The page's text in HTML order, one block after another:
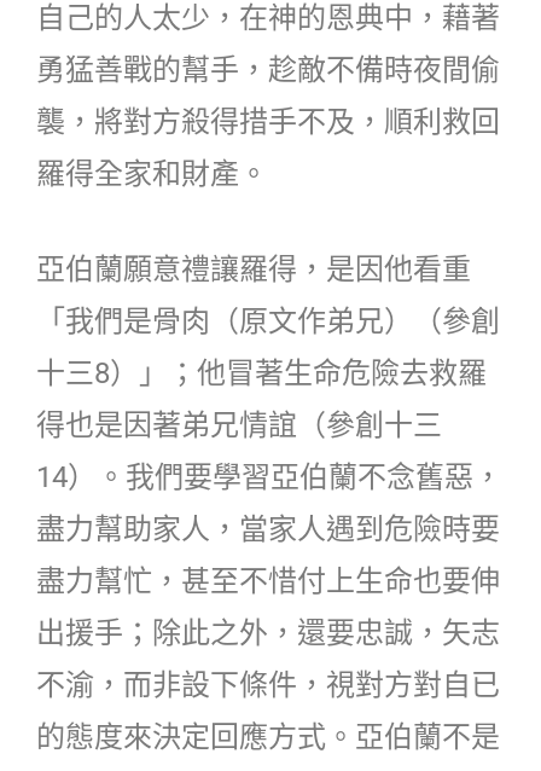
自己的人太少，在神的恩典中，藉著
勇猛善戰的幫手，趁敵不備時夜間偷
襲，將對方殺得措手不及，順利救回
羅得全家和財產。
亞伯蘭願意禮讓羅得，是因他看重
「我們是骨肉（原文作弟兄）（參創
十三8）」；他冒著生命危險去救羅
得也是因著弟兄情誼（參創十三
14）。我們要學習亞伯蘭不念舊惡，
盡力幫助家人，當家人遇到危險時要
盡力幫忙，甚至不惜付上生命也要伸
出援手；除此之外，還要忠誠，矢志
不渝，而非設下條件，視對方對自已
的態度來決定回應方式。亞伯蘭不是